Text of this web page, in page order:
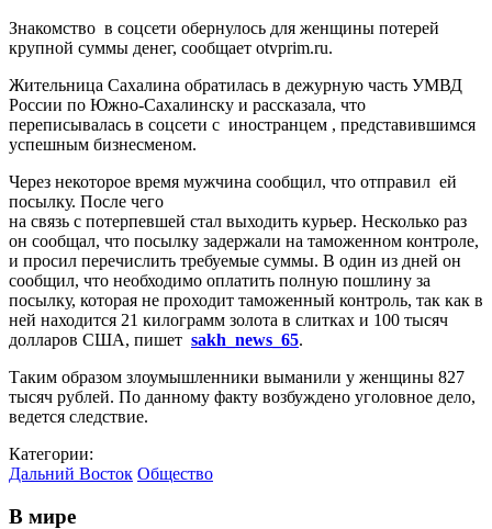
Знакомство в соцсети обернулось для женщины потерей
крупной суммы денег, сообщает otvprim.ru.
Жительница Сахалина обратилась в дежурную часть УМВД
России по Южно-Сахалинску и рассказала, что
переписывалась в соцсети с иностранцем , представившимся
успешным бизнесменом.
Через некоторое время мужчина сообщил, что отправил ей
посылку. После чего
на связь с потерпевшей стал выходить курьер. Несколько раз
он сообщал, что посылку задержали на таможенном контроле,
и просил перечислить требуемые суммы. В один из дней он
сообщил, что необходимо оплатить полную пошлину за
посылку, которая не проходит таможенный контроль, так как в
ней находится 21 килограмм золота в слитках и 100 тысяч
долларов США, пишет sakh_news_65.
Таким образом злоумышленники выманили у женщины 827
тысяч рублей. По данному факту возбуждено уголовное дело,
ведется следствие.
Категории:
Дальний Восток Общество
В мире